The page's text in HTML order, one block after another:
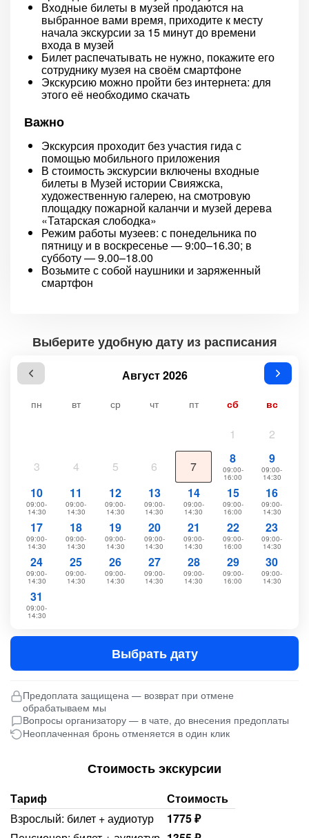
Входные билеты в музей продаются на
выбранное вами время, приходите к месту
начала экскурсии за 15 минут до времени
входа в музей
Билет распечатывать не нужно, покажите его
сотруднику музея на своём смартфоне
Экскурсию можно пройти без интернета: для
этого её необходимо скачать
Важно
Экскурсия проходит без участия гида с
помощью мобильного приложения
В стоимость экскурсии включены входные
билеты в Музей истории Свияжска,
художественную галерею, на смотровую
площадку пожарной каланчи и музей дерева
«Татарская слободка»
Режим работы музеев: с понедельника по
пятницу и в воскресенье — 9:00–16.30; в
субботу — 9.00–18.00
Возьмите с собой наушники и заряженный
смартфон
Выберите удобную дату из расписания
Август 2026
пн вт ср чт пт сб вс
1 2
3 4 5 6 7
8
09:00-
16:00
9
09:00-
14:30
10
09:00-
14:30
11
09:00-
14:30
12
09:00-
14:30
13
09:00-
14:30
14
09:00-
14:30
15
09:00-
16:00
16
09:00-
14:30
17
09:00-
14:30
18
09:00-
14:30
19
09:00-
14:30
20
09:00-
14:30
21
09:00-
14:30
22
09:00-
16:00
23
09:00-
14:30
24
09:00-
14:30
25
09:00-
14:30
26
09:00-
14:30
27
09:00-
14:30
28
09:00-
14:30
29
09:00-
16:00
30
09:00-
14:30
31
09:00-
14:30
Выбрать дату
Предоплата защищена — возврат при отмене
обрабатываем мы
Вопросы организатору — в чате, до внесения предоплаты
Неоплаченная бронь отменяется в один клик
Стоимость экскурсии
Тариф
Стоимость
Взрослый: билет + аудиотур
1775 ₽